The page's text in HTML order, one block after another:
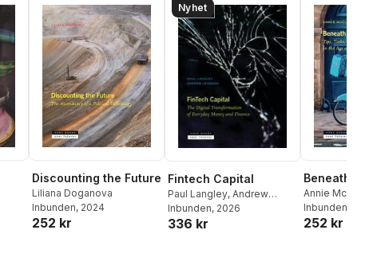
Discounting the Future
Liliana Doganova
Inbunden, 2024
252 kr
Nyhet
Fintech Capital
Paul Langley, Andrew
Leyshon
Inbunden, 2026
336 kr
Beneath the
Annie
Inbunden
252 kr